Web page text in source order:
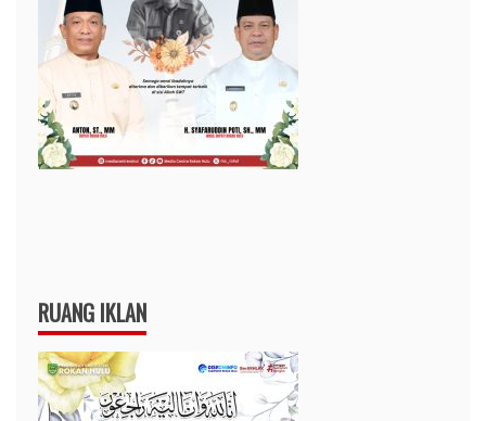
RUANG IKLAN